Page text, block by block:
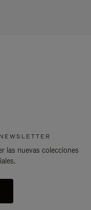
las nuevas colecciones